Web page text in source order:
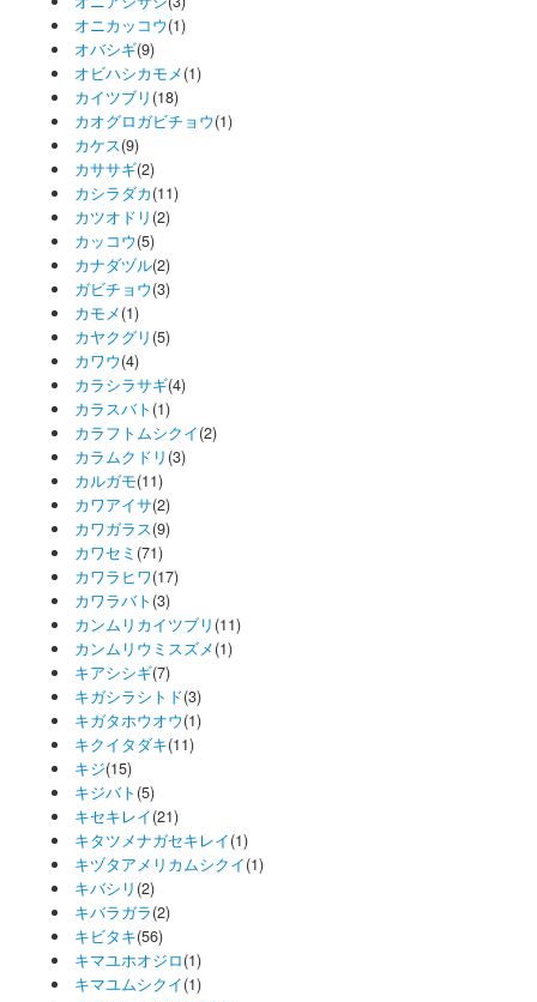
オニカッコウ(1)
オバシギ(9)
オビハシカモメ(1)
カイツブリ (18)
カオグロガビチョウ(1)
カケス(9)
カササギ(2)
カシラダカ(11)
カツオドリ (2)
カッコウ(5)
カナダヅル(2)
ガビチョウ(3)
カモメ(1)
カヤクグリ (5)
カワウ(4)
カラシラサギ(4)
カラスバト (1)
カラフトムシクイ(2)
カラムクドリ (3)
カルガモ(11)
カワアイサ(2)
カワガラス(9)
カワセミ (71)
カワラヒワ(17)
カワラバト (3)
カンムリカイツブリ (11)
カンムリウミスズメ(1)
キアシシギ(7)
キガシラシトド(3)
キガタホウオウ(1)
キクイタダキ(11)
キジ(15)
キジバト (5)
キセキレイ(21)
キタツメナガセキレイ(1)
キヅタアメリカムシクイ(1)
キバシリ (2)
キバラガラ(2)
キビタキ(56)
キマユホオジロ(1)
キマユムシクイ(1)